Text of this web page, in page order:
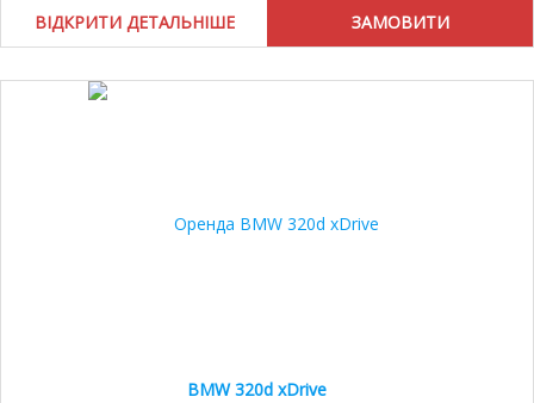
ВІДКРИТИ ДЕТАЛЬНІШЕ
BMW 320d xDrive